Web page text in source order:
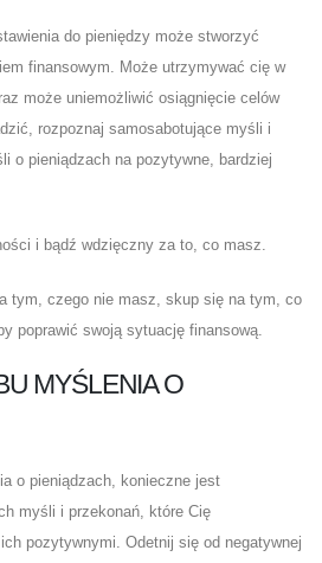
do pieniędzy może stworzyć
finansowym. Może utrzymywać cię w
może uniemożliwić osiągnięcie celów
rozpoznaj samosabotujące myśli i
o pieniądzach na pozytywne, bardziej
i bądź wdzięczny za to, co masz.
tym, czego nie masz, skup się na tym, co
poprawić swoją sytuację finansową.
MYŚLENIA O
o pieniądzach, konieczne jest
myśli i przekonań, które Cię
pozytywnymi. Odetnij się od negatywnej